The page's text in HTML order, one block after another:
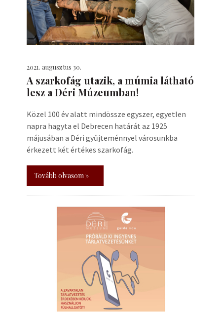
2021. augusztus 30.
A szarkofág utazik, a múmia látható
lesz a Déri Múzeumban!
Közel 100 év alatt mindössze egyszer, egyetlen
napra hagyta el Debrecen határát az 1925
májusában a Déri gyűjteménnyel városunkba
érkezett két értékes szarkofág.
Tovább olvasom »